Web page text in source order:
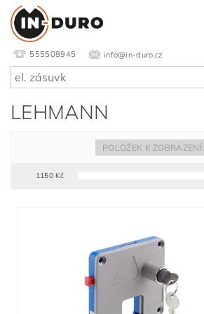
555508945 info@in-duro.cz
LEHMANN
1150Kč
POLOŽEK K ZOBRAZENÍ: